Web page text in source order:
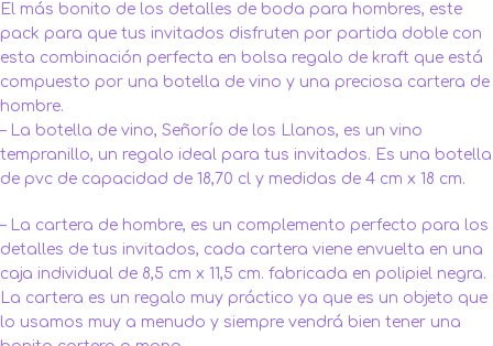
El más bonito de los detalles de boda para hombres, este
pack para que tus invitados disfruten por partida doble con
esta combinación perfecta en bolsa regalo de kraft que está
compuesto por una botella de vino y una preciosa cartera de
hombre.
– La botella de vino, Señorío de los Llanos, es un vino
tempranillo, un regalo ideal para tus invitados. Es una botella
de pvc de capacidad de 18,70 cl y medidas de 4 cm x 18 cm.
– La cartera de hombre, es un complemento perfecto para los
detalles de tus invitados, cada cartera viene envuelta en una
caja individual de 8,5 cm x 11,5 cm. fabricada en polipiel negra.
La cartera es un regalo muy práctico ya que es un objeto que
lo usamos muy a menudo y siempre vendrá bien tener una